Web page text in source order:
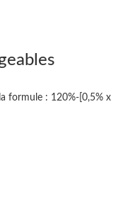
formule : 120%-[0,5% x